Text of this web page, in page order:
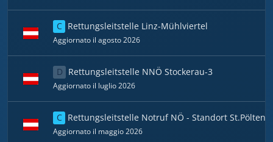
C Rettungsleitstelle Linz-Mühlviertel
Aggiornato il agosto 2026
D Rettungsleitstelle NNÖ Stockerau-3
Aggiornato il luglio 2026
C Rettungsleitstelle Notruf NÖ - Standort St.Pölten
Aggiornato il maggio 2026